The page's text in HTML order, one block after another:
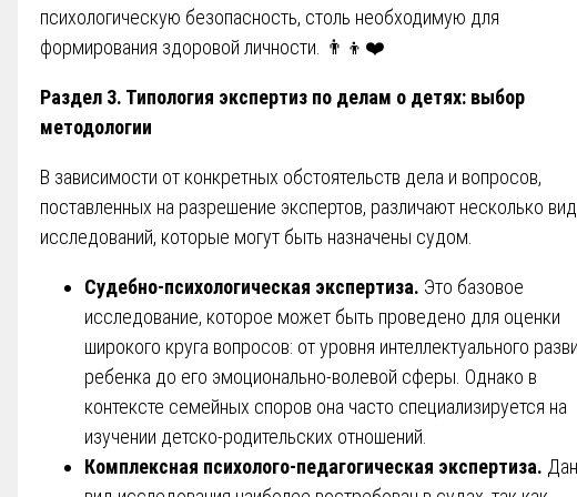
психологическую безопасность, столь необходимую для
формирования здоровой личности. 👨‍👦❤️
Раздел 3. Типология экспертиз по делам о детях: выбор
методологии
В зависимости от конкретных обстоятельств дела и вопросов,
поставленных на разрешение экспертов, различают несколько
исследований, которые могут быть назначены судом.
Судебно-психологическая экспертиза. Это базовое
исследование, которое может быть проведено для оценки
широкого круга вопросов: от уровня интеллектуального
ребенка до его эмоционально-волевой сферы. Однако в
контексте семейных споров она часто специализируется на
изучении детско-родительских отношений.
Комплексная психолого-педагогическая экспертиза.